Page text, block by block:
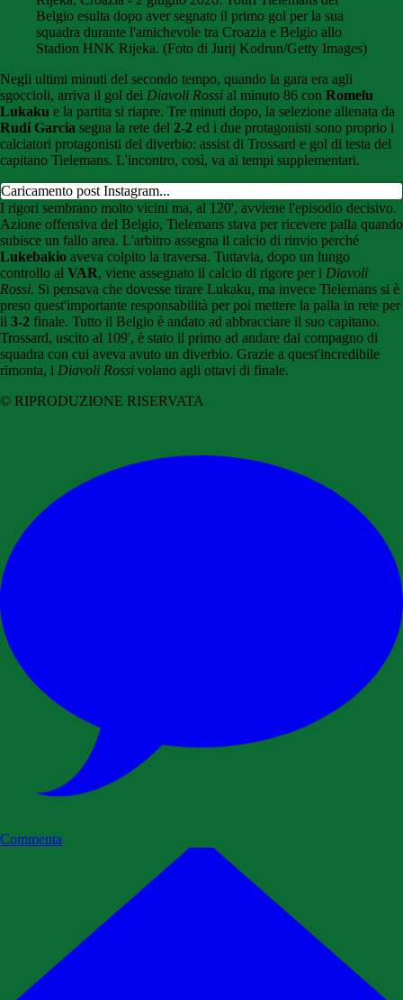
Belgio esulta dopo aver segnato il primo gol per la sua
squadra durante l'amichevole tra Croazia e Belgio allo
Stadion HNK Rijeka. (Foto di Jurij Kodrun/Getty Images)
Negli ultimi minuti del secondo tempo, quando la gara era agli
sgoccioli, arriva il gol dei Diavoli Rossi al minuto 86 con Romelu
Lukaku e la partita si riapre. Tre minuti dopo, la selezione allenata da
Rudi Garcia segna la rete del 2-2 ed i due protagonisti sono proprio i
calciatori protagonisti del diverbio: assist di Trossard e gol di testa del
capitano Tielemans. L'incontro, così, va ai tempi supplementari.
Caricamento post Instagram...
I rigori sembrano molto vicini ma, al 120', avviene l'episodio decisivo.
Azione offensiva del Belgio, Tielemans stava per ricevere palla quando
subisce un fallo area. L'arbitro assegna il calcio di rinvio perché
Lukebakio aveva colpito la traversa. Tuttavia, dopo un lungo
controllo al VAR, viene assegnato il calcio di rigore per i Diavoli
Rossi. Si pensava che dovesse tirare Lukaku, ma invece Tielemans si è
preso quest'importante responsabilità per poi mettere la palla in rete per
il 3-2 finale. Tutto il Belgio è andato ad abbracciare il suo capitano.
Trossard, uscito al 109', è stato il primo ad andare dal compagno di
squadra con cui aveva avuto un diverbio. Grazie a quest'incredibile
rimonta, i Diavoli Rossi volano agli ottavi di finale.
© RIPRODUZIONE RISERVATA
Commenta